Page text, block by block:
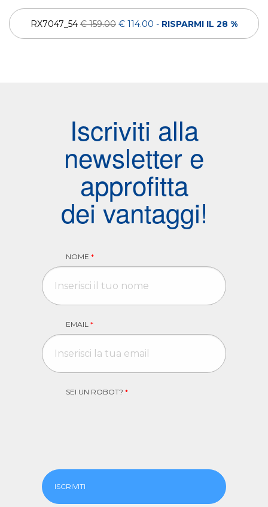
RX7047_54 € 159.00 € 114.00 - RISPARMI IL 28 %
Iscriviti alla
newsletter e
approfitta
dei vantaggi!
NOME *
EMAIL *
SEI UN ROBOT? *
ISCRIVITI